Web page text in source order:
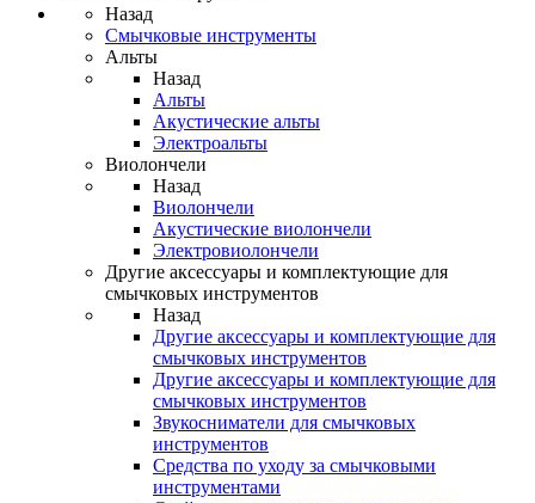
Назад
Смычковые инструменты
Альты
Назад
Альты
Акустические альты
Электроальты
Виолончели
Назад
Виолончели
Акустические виолончели
Электровиолончели
Другие аксессуары и комплектующие для
смычковых инструментов
Назад
Другие аксессуары и комплектующие для
смычковых инструментов
Другие аксессуары и комплектующие для
смычковых инструментов
Звукосниматели для смычковых
инструментов
Средства по уходу за смычковыми
инструментами